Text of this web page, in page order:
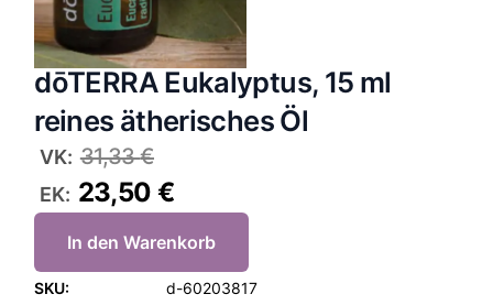
dōTERRA Eukalyptus, 15 ml
reines ätherisches Öl
VK: 31,33€
EK: 23,50€
In den Warenkorb
SKU: d-60203817